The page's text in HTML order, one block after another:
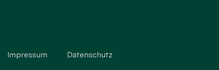
Impressum Datenschutz